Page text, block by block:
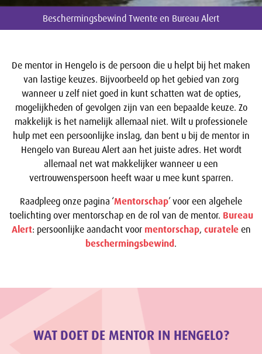
Beschermingsbewind Twente en Bureau Alert
De mentor in Hengelo is de persoon die u helpt bij het maken
van lastige keuzes. Bijvoorbeeld op het gebied van zorg
wanneer u zelf niet goed in kunt schatten wat de opties,
mogelijkheden of gevolgen zijn van een bepaalde keuze. Zo
makkelijk is het namelijk allemaal niet. Wilt u professionele
hulp met een persoonlijke inslag, dan bent u bij de mentor in
Hengelo van Bureau Alert aan het juiste adres. Het wordt
allemaal net wat makkelijker wanneer u een
vertrouwenspersoon heeft waar u mee kunt sparren.
Raadpleeg onze pagina ‘Mentorschap’ voor een algehele
toelichting over mentorschap en de rol van de mentor. Bureau
Alert: persoonlijke aandacht voor mentorschap, curateleen
beschermingsbewind.
WAT DOET DE MENTOR IN HENGELO?